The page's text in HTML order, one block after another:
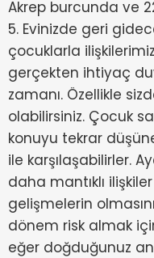
Akrep burcunda ve
5. Evinizde geri
çocuklarla
gerçekten ihtiyaç
zamanı. Özellikle
olabilirsiniz. Çocuk
konuyu tekrar
ile karşılaşabilirler.
daha mantıklı
gelişmelerin
dönem risk almak
eğer doğduğunuz